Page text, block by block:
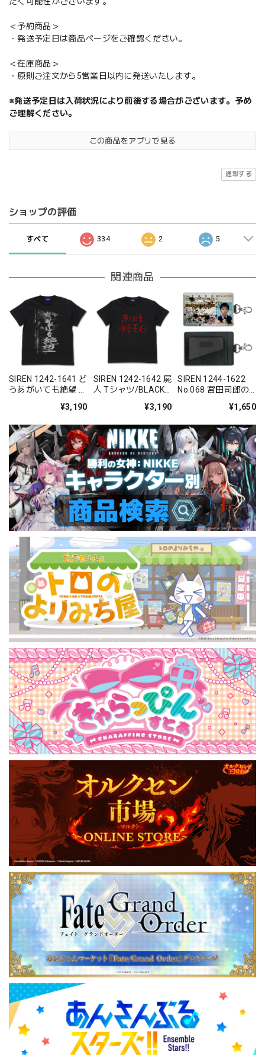
＜予約商品＞
・発送予定日は商品ページをご確認ください。
＜在庫商品＞
・原則ご注文から5営業日以内に発送いたします。
※発送予定日は入荷状況により前後する場合がございます。予め
ご理解ください。
この商品をアプリで見る
通報する
ショップの評価
すべて 334 2 5
関連商品
SIREN 1242-1641 ど
うあがいても絶望 T
¥3,190
SIREN 1242-1642 屍
人 Tシャツ/BLACK-
¥3,190
SIREN 1244-1622
No.068 宮田司郎の
（ナスカン付き）
¥1,650